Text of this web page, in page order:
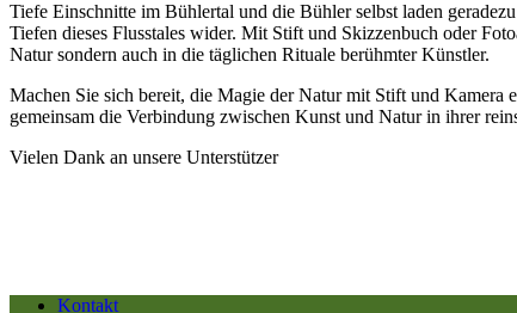
Tiefe Einschnitte im Bühlertal und die Bühler selbst laden
Tiefen dieses Flusstales wider. Mit Stift und Skizzenbuch oder
Natur sondern auch in die täglichen Rituale berühmter Künstler.
Machen Sie sich bereit, die Magie der Natur mit Stift und Kamera
gemeinsam die Verbindung zwischen Kunst und Natur in ihrer
Vielen Dank an unsere Unterstützer
Kontakt